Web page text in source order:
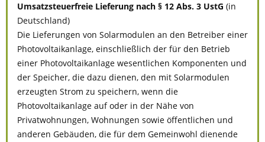
Umsatzsteuerfreie Lieferung nach § 12 Abs. 3 UstG (in
Deutschland)
Die Lieferungen von Solarmodulen an den Betreiber einer
Photovoltaikanlage, einschließlich der für den Betrieb
einer Photovoltaikanlage wesentlichen Komponenten und
der Speicher, die dazu dienen, den mit Solarmodulen
erzeugten Strom zu speichern, wenn die
Photovoltaikanlage auf oder in der Nähe von
Privatwohnungen, Wohnungen sowie öffentlichen und
anderen Gebäuden, die für dem Gemeinwohl dienende